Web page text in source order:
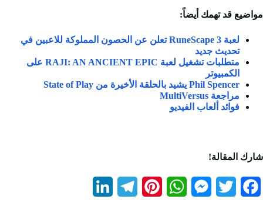
مواضيع قد تهمك أيضاً:
لعبة RuneScape 3 تعلن عن الحصون المملوكة للاعبين في
تحديث جديد
متطلبات تشغيل لعبة RAJI: AN ANCIENT EPIC على
الكمبيوتر
Phil Spencer يشيد بالحلقة الأخيرة من State of Play
مراجعة MultiVersus
فوائد ألعاب الفيديو
شارك المقالة!
M
W